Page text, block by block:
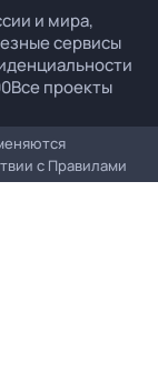
и мира,
сервисы
Все проекты
с Правилами